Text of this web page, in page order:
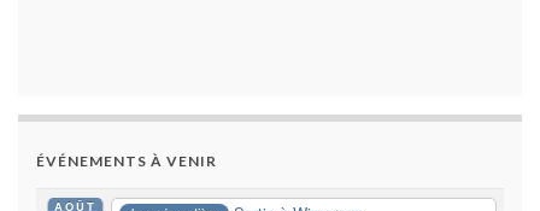
ÉVÉNEMENTS À VENIR
AOÛT